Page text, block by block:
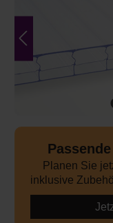
Planen Sie
inklusive